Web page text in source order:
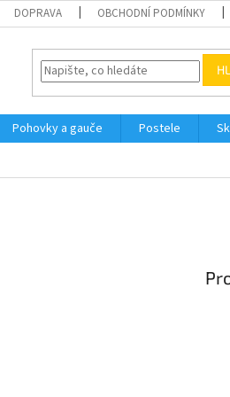
DOPRAVA OBCHODNÍ PODMÍNKY
Pohovky a gauče Postele